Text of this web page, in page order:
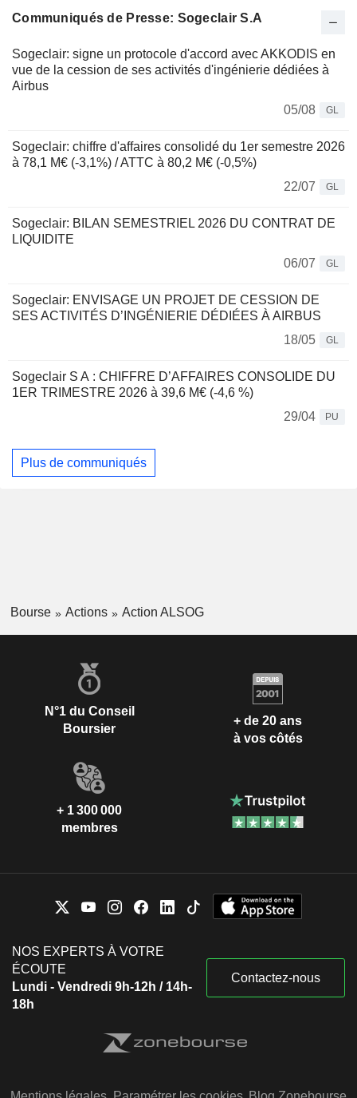
Communiqués de Presse: Sogeclair S.A
Sogeclair: signe un protocole d'accord avec AKKODIS en
vue de la cession de ses activités d'ingénierie dédiées à
Airbus
05/08
GL
Sogeclair: chiffre d'affaires consolidé du 1er semestre 2026
à 78,1 M€ (-3,1%) / ATTC à 80,2 M€ (-0,5%)
22/07
GL
Sogeclair: BILAN SEMESTRIEL 2026 DU CONTRAT DE
LIQUIDITE
06/07
GL
Sogeclair: ENVISAGE UN PROJET DE CESSION DE
SES ACTIVITÉS D’INGÉNIERIE DÉDIÉES À AIRBUS
18/05
GL
Sogeclair S A : CHIFFRE D’AFFAIRES CONSOLIDE DU
1ER TRIMESTRE 2026 à 39,6 M€ (-4,6 %)
29/04
PU
Plus de communiqués
Bourse Actions Action ALSOG
N°1 du Conseil
Boursier
+ de 20 ans
à vos côtés
+ 1 300 000
membres
NOS EXPERTS À VOTRE
ÉCOUTE
Lundi - Vendredi 9h-12h / 14h-
18h
Contactez-nous